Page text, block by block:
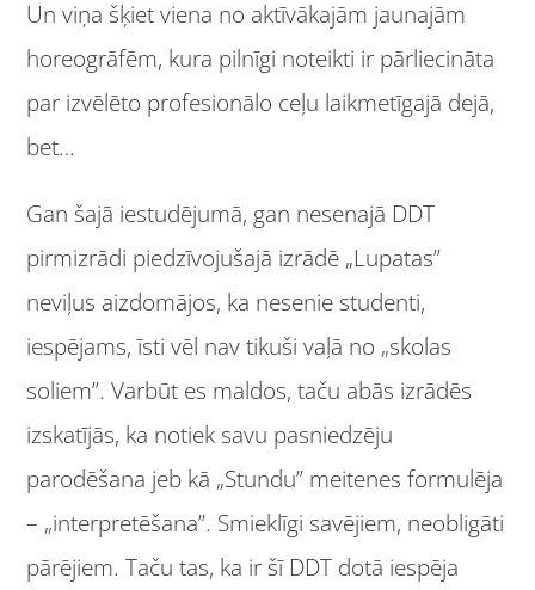
Un viņa šķiet viena no aktīvākajām jaunajām
horeogrāfēm, kura pilnīgi noteikti ir pārliecināta
par izvēlēto profesionālo ceļu laikmetīgajā dejā,
bet…
Gan šajā iestudējumā, gan nesenajā DDT
pirmizrādi piedzīvojušajā izrādē „Lupatas”
neviļus aizdomājos, ka nesenie studenti,
iespējams, īsti vēl nav tikuši vaļā no „skolas
soliem”. Varbūt es maldos, taču abās izrādēs
izskatījās, ka notiek savu pasniedzēju
parodēšana jeb kā „Stundu” meitenes formulēja
– „interpretēšana”. Smieklīgi savējiem, neobligāti
pārējiem. Taču tas, ka ir šī DDT dotā iespēja